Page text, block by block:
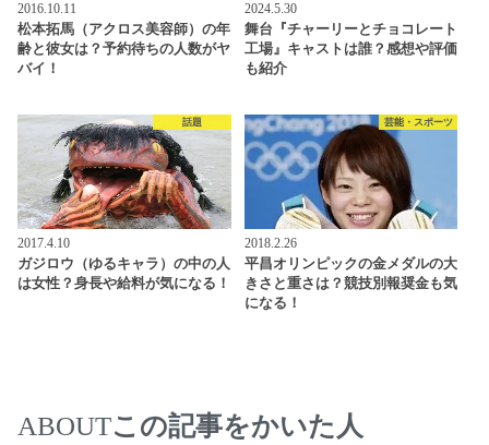
2016.10.11
松本拓馬（アクロス美容師）の年
齢と彼女は？予約待ちの人数がヤ
バイ！
2024.5.30
舞台『チャーリーとチョコレート
工場』キャストは誰？感想や評価
も紹介
話題
2017.4.10
ガジロウ（ゆるキャラ）の中の人
は女性？身長や給料が気になる！
芸能・スポーツ
2018.2.26
平昌オリンピックの金メダルの大
きさと重さは？競技別報奨金も気
になる！
ABOUTこの記事をかいた人